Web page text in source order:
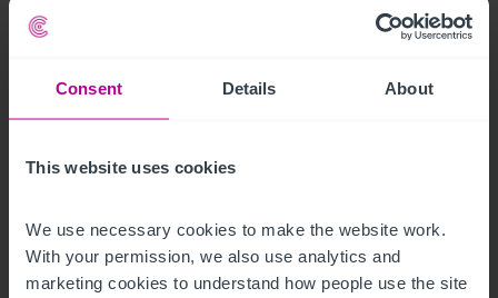
Consent Details About
This website uses cookies
We use necessary cookies to make the website work.
With your permission, we also use analytics and
marketing cookies to understand how people use the site
1/26/2021
Business Outlook 2021 (en anglais)